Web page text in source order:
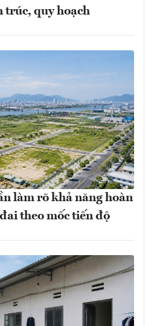
trúc, quy hoạch
làm rõ khả năng hoàn
theo mốc tiến độ